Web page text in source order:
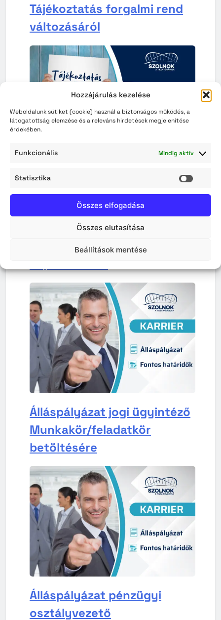
Hozzájárulás kezelése
Weboldalunk sütiket (cookie) használ a biztonságos működés, a
látogatottság elemzése és a releváns hirdetések megjelenítése
érdekében.
Funkcionális Mindig aktív
Statisztika
Összes elfogadása
Összes elutasítása
Beállítások mentése
Tájékoztatás forgalmi rend
változásáról
Tájékoztatás a nem
közművel összegyűjtött
háztartási szennyvíz
begyűjtésére kijelölt
közszolgáltató működésével
Álláspályázat jogi ügyintéző
Munkakör/feladatkör
betöltésére
Álláspályázat pénzügyi
osztályvezető